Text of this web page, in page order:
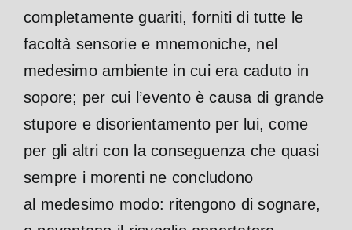
completamente guariti, forniti di tutte le
facoltà sensorie e mnemoniche, nel
medesimo ambiente in cui era caduto in
sopore; per cui l’evento è causa di grande
stupore e disorientamento per lui, come
per gli altri con la conseguenza che quasi
sempre i morenti ne concludono
al medesimo modo: ritengono di sognare,